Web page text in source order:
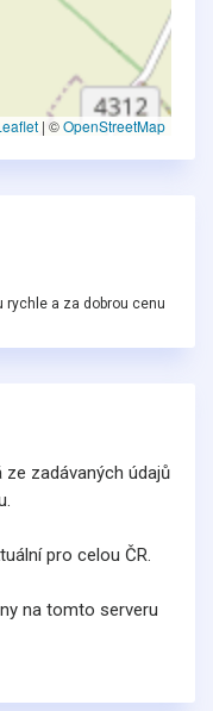
| ©OpenStreetMap
a za dobrou cenu
ze zadávaných údajů
pro celou ČR.
na tomto serveru